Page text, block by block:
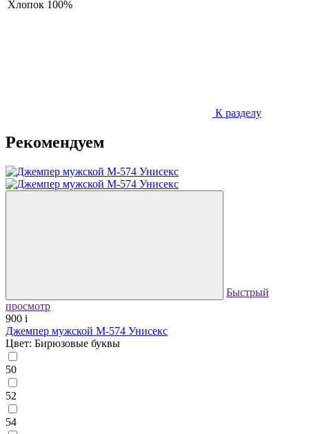
Хлопок 100%
К разделу
Рекомендуем
Быстрый
просмотр
900 i
Джемпер мужской М-574 Унисекс
Цвет: Бирюзовые буквы
50
52
54